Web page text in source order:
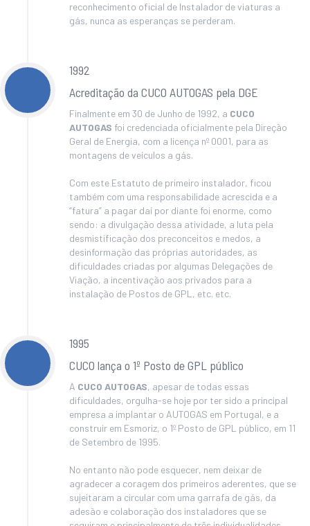
reconhecimento oficial de Instalador de viaturas a
gás, nunca as esperanças se perderam.
1992
Acreditação da CUCO AUTOGAS pela DGE
Finalmente em 30 de Junho de 1992, a CUCO
AUTOGAS foi credenciada oficialmente pela Direção
Geral de Energia, com a licença nº 0001, para as
montagens de veículos a gás.
Com este Estatuto de primeiro instalador, ficou
também com uma responsabilidade acrescida e a
“fatura” a pagar daí por diante foi enorme, como
sendo: a divulgação dessa atividade, a luta pela
desmistificação dos preconceitos e medos, a
desinformação das próprias autoridades, as
dificuldades criadas por algumas Delegações de
Viação, a incentivação aos privados para a
instalação de Postos de GPL, etc. etc.
1995
CUCO lança o 1º Posto de GPL público
A CUCO AUTOGAS, apesar de todas essas
dificuldades, orgulha-se hoje por ter sido a principal
empresa a implantar o AUTOGAS em Portugal, e a
construir em Esmoriz, o 1º Posto de GPL público, em 11
de Setembro de 1995.
No entanto não pode esquecer, nem deixar de
agradecer a coragem dos primeiros aderentes, que se
sujeitaram a circular com uma garrafa de gás, da
adesão e colaboração dos instaladores que se